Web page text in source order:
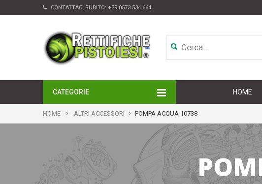
CONTATTACI SUBITO: +39 0573 534 664
CATEGORIE
APPARATI DI INIEZIONE
TURBINE
ALTRI ACCESSORI
HOME
HOME ALTRI ACCESSORI POMPA ACQUA 10738